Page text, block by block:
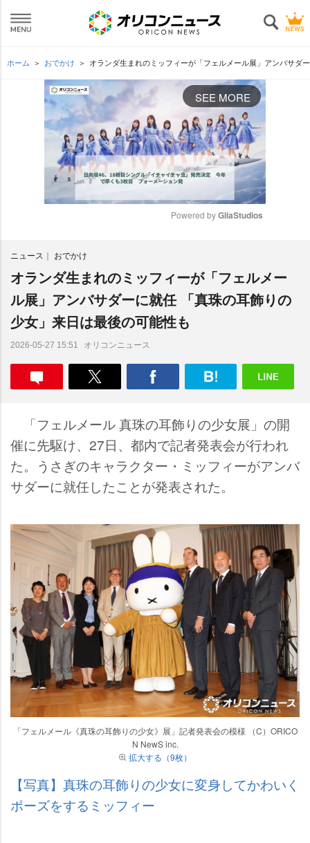
ホーム おでかけ オランダ生まれのミッフィーが「フェルメール展」アンバサダ
SEE MORE
e
Powered by GliaStudios
ニュース おでかけ
オランダ生まれのミッフィーが「フェルメー
ル展」アンバサダーに就任 「真珠の耳飾りの
少女」来日は最後の可能性も
2026-05-27 15:51 オリコンニュース
「フェルメール 真珠の耳飾りの少女展」の開
催に先駆け、27日、都内で記者発表会が行われ
た。うさぎのキャラクター・ミッフィーがアンバ
サダーに就任したことが発表された。
「フェルメール《真珠の耳飾りの少女》展」記者発表会の模様 （C）ORICO
N NewS inc.
拡大する（9枚）
【写真】真珠の耳飾りの少女に変身してかわいく
ポーズをするミッフィー